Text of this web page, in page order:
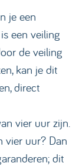
je een
een veiling
de veiling
kan je dit
direct
vier uur zijn.
vier uur? Dan
dit